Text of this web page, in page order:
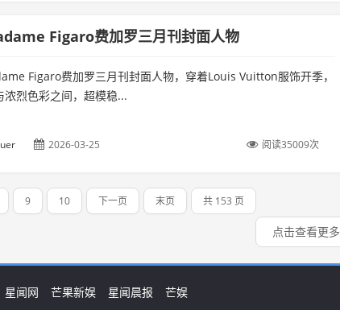
Madame Figaro费加罗三月刊封面人物
Figaro费加罗三月刊封面人物，穿着Louis Vuitton服饰开季，
浓烈色彩之间，超模稳...
2026-03-25 阅读35009次
9 10 下一页 末页 共 153 页
点击查看更多
星闻网 芒果新娱 星闻晨报 芒娱